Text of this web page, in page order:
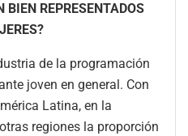
BIEN REPRESENTADOS
de la programación
joven en general. Con
Latina, en la
regiones la proporción